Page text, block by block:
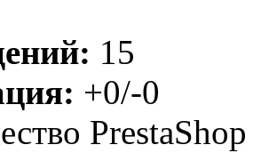
15
+0/-0
PrestaShop